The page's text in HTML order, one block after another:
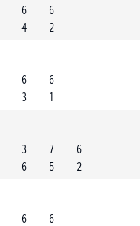
6
4
6
2
6
3
6
1
3
6
7
5
6
2
6
6